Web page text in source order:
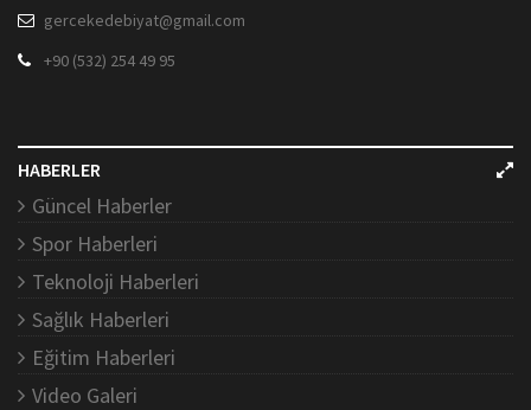
gercekedebiyat@gmail.com
+90 (532) 254 49 95
HABERLER
Güncel Haberler
Spor Haberleri
Teknoloji Haberleri
Sağlık Haberleri
Eğitim Haberleri
Video Galeri